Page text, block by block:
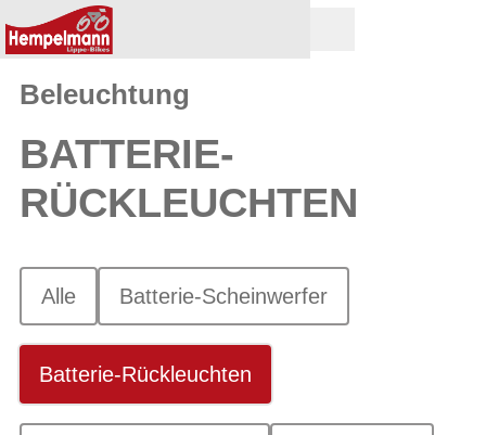
Beleuchtung
BATTERIE-
RÜCKLEUCHTEN
Alle Batterie-Scheinwerfer
Batterie-Rückleuchten